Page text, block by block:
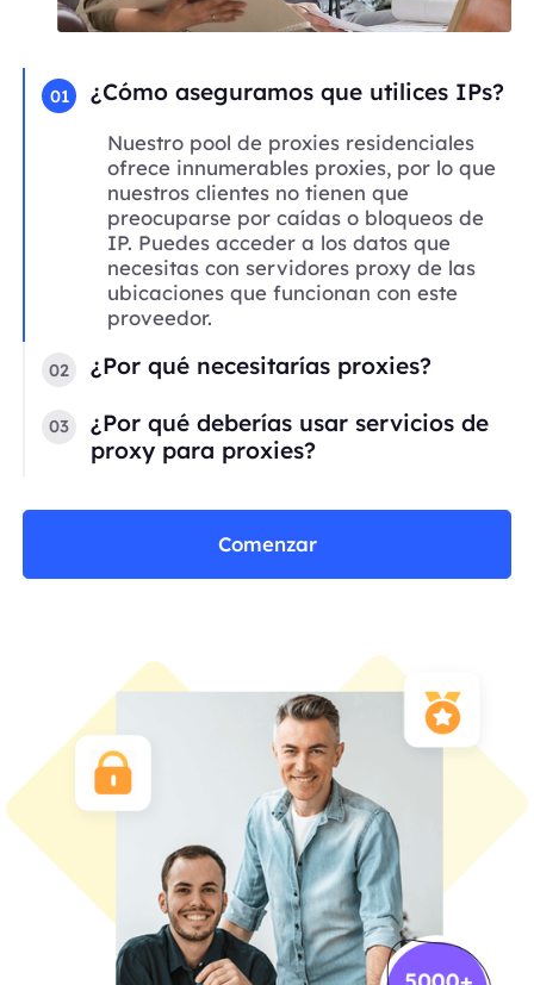
01 ¿Cómo aseguramos que utilices IPs?
Nuestro pool de proxies residenciales
ofrece innumerables proxies, por lo que
nuestros clientes no tienen que
preocuparse por caídas o bloqueos de
IP. Puedes acceder a los datos que
necesitas con servidores proxy de las
ubicaciones que funcionan con este
proveedor.
02 ¿Por qué necesitarías proxies?
03
¿Por qué deberías usar servicios de
proxy para proxies?
Comenzar